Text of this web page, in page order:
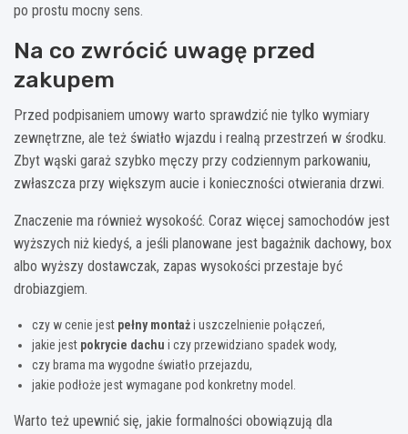
po prostu mocny sens.
Na co zwrócić uwagę przed
zakupem
Przed podpisaniem umowy warto sprawdzić nie tylko wymiary
zewnętrzne, ale też światło wjazdu i realną przestrzeń w środku.
Zbyt wąski garaż szybko męczy przy codziennym parkowaniu,
zwłaszcza przy większym aucie i konieczności otwierania drzwi.
Znaczenie ma również wysokość. Coraz więcej samochodów jest
wyższych niż kiedyś, a jeśli planowane jest bagażnik dachowy, box
albo wyższy dostawczak, zapas wysokości przestaje być
drobiazgiem.
czy w cenie jest pełny montażi uszczelnienie połączeń,
jakie jest pokrycie dachu i czy przewidziano spadek wody,
czy brama ma wygodne światło przejazdu,
jakie podłoże jest wymagane pod konkretny model.
Warto też upewnić się, jakie formalności obowiązują dla